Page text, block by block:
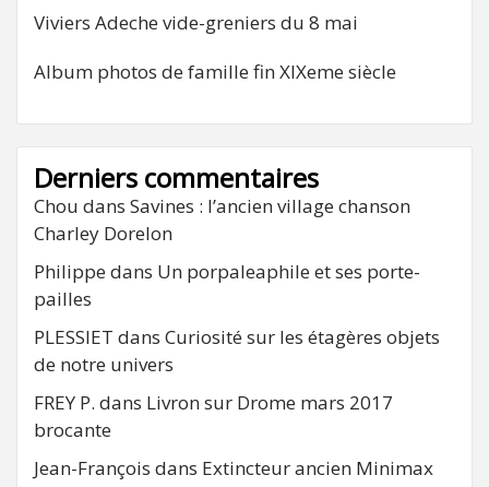
Viviers Adeche vide-greniers du 8 mai
Album photos de famille fin XIXeme siècle
Derniers commentaires
Chou dans Savines : l’ancien village chanson
Charley Dorelon
Philippe dans Un porpaleaphile et ses porte-
pailles
PLESSIET dans Curiosité sur les étagères objets
de notre univers
FREY P. dans Livron sur Drome mars 2017
brocante
Jean-François dans Extincteur ancien Minimax